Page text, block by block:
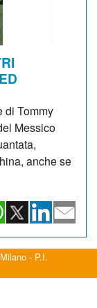
di Tommy
Messico
anche se
- P.I.